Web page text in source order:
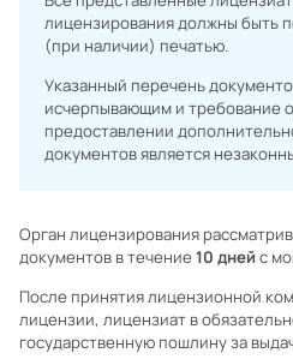
лицензирования должны быть
(при наличии) печатью.
Указанный перечень
исчерпывающим и требование
предоставлении
документов является
Орган лицензирования
документов в течение10 днейс
После принятия лицензионной
лицензии, лицензиат в
государственную пошлину за